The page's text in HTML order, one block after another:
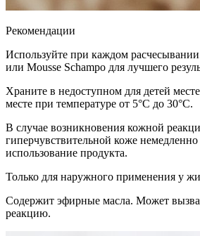
Рекомендации
Используйте при каждом
или Mousse Schampo для лучшего
Храните в недоступном для детей
месте при температуре от 5°C до 30°C.
В случае возникновения кожной
гиперчувствительной коже немедленно
использование продукта.
Только для наружного применения у
Содержит эфирные масла. Может
реакцию.